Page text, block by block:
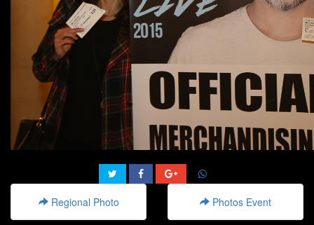
Regional Photo Photos Event